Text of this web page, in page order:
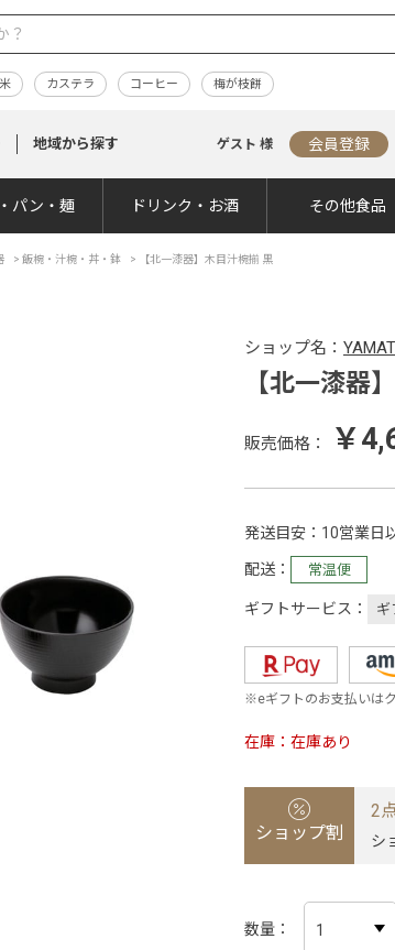
カステラ コーヒー 梅が枝餅
地域から探す ゲスト 様 会員登録
パン・麺 ドリンク・お酒 その他食品
> 飯椀・汁椀・丼・鉢 > 【北一漆器】木目汁椀揃 黒
ショップ名：
【北一漆器
販売価格： ￥
発送目安 10営業日
配送 常温便
ギフトサービス ギ
※eギフトのお支払いは
在庫 在庫あり
ショップ割
2
シ
数量